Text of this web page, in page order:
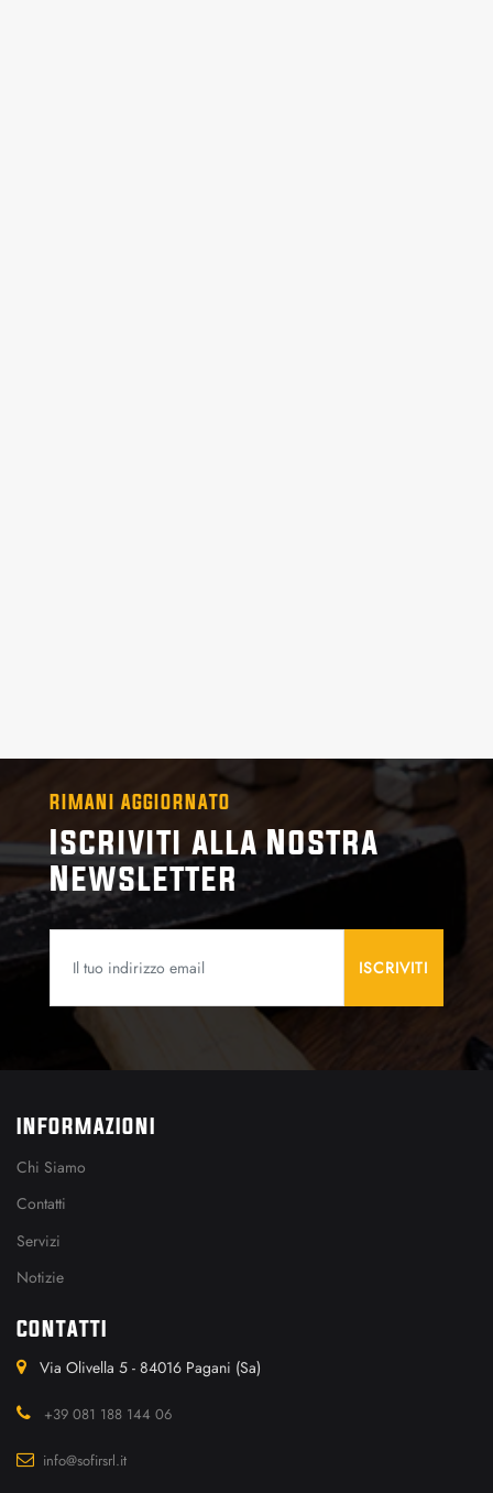
RIMANI AGGIORNATO
Iscriviti alla Nostra
Newsletter
INFORMAZIONI
Chi Siamo
Contatti
Servizi
Notizie
CONTATTI
Via Olivella 5 - 84016 Pagani (Sa)
+39 081 188 144 06
info@sofirsrl.it